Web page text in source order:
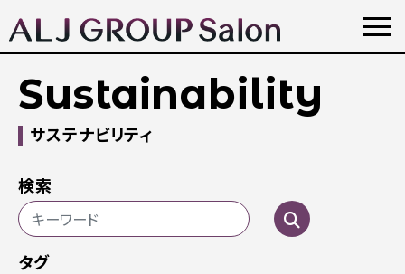
Sustainability
サステナビリティ
検索
タグ